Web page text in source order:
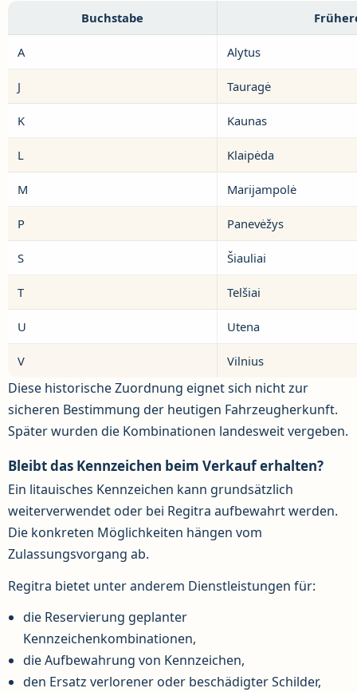
Buchstabe
A Alytus
J Tauragė
K Kaunas
L Klaipėda
M Marijampolė
P Panevėžys
S Šiauliai
T Telšiai
U Utena
V Vilnius
Diese historische Zuordnung eignet sich nicht zur
sicheren Bestimmung der heutigen Fahrzeugherkunft.
Später wurden die Kombinationen landesweit vergeben.
Bleibt das Kennzeichen beim Verkauf erhalten?
Ein litauisches Kennzeichen kann grundsätzlich
weiterverwendet oder bei Regitra aufbewahrt werden.
Die konkreten Möglichkeiten hängen vom
Zulassungsvorgang ab.
Regitra bietet unter anderem Dienstleistungen für:
die Reservierung geplanter
Kennzeichenkombinationen,
die Aufbewahrung von Kennzeichen,
den Ersatz verlorener oder beschädigter Schilder,